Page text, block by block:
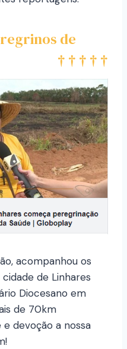
de
acompanhou os
de Linhares
Diocesano em
de 70km
devoção a nossa